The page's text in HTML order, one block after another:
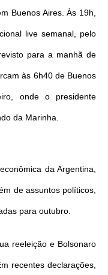
Buenos Aires. Às 19h,
live semanal, pelo
para a manhã de
às 6h40 de Buenos
onde o presidente
da Marinha.
da Argentina,
de assuntos políticos,
para outubro.
reeleição e Bolsonaro
recentes declarações,